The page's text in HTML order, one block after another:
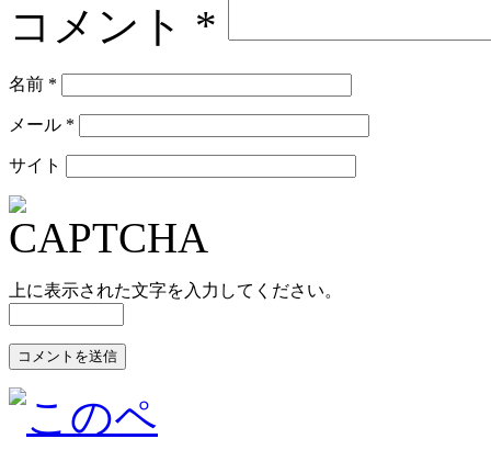
コメント *
名前 *
メール *
サイト
上に表示された文字を入力してください。